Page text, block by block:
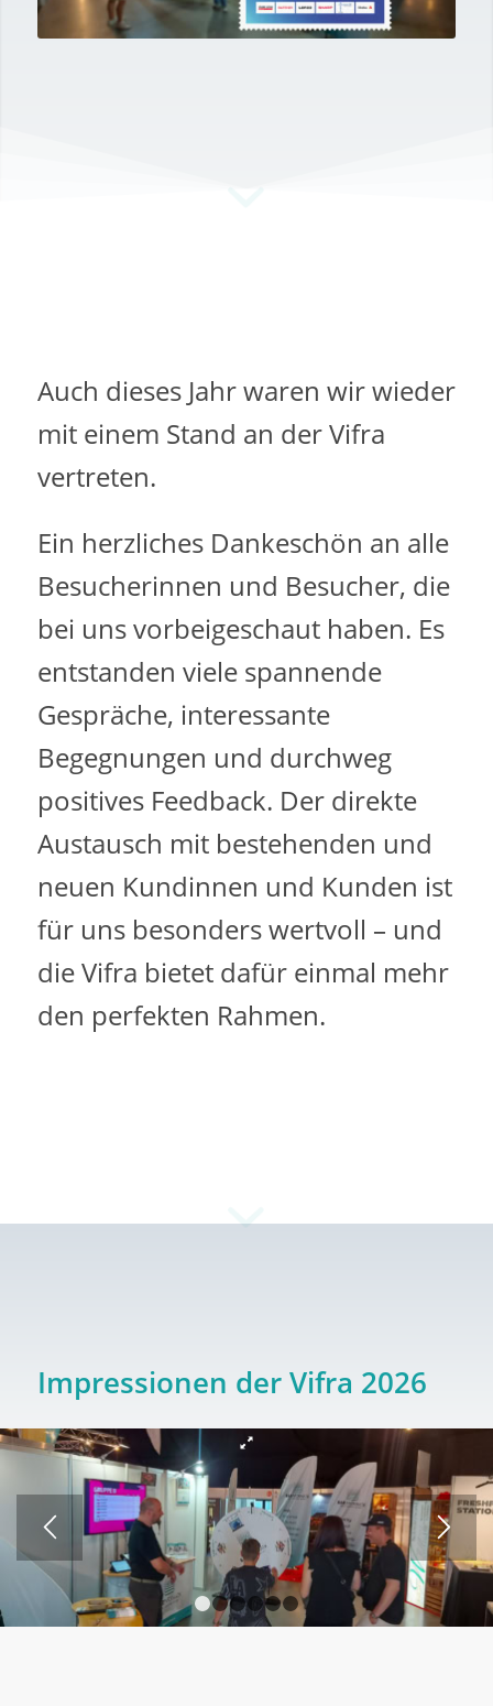
Auch dieses Jahr waren wir wieder
mit einem Stand an der Vifra
vertreten.
Ein herzliches Dankeschön an alle
Besucherinnen und Besucher, die
bei uns vorbeigeschaut haben. Es
entstanden viele spannende
Gespräche, interessante
Begegnungen und durchweg
positives Feedback. Der direkte
Austausch mit bestehenden und
neuen Kundinnen und Kunden ist
für uns besonders wertvoll – und
die Vifra bietet dafür einmal mehr
den perfekten Rahmen.
Impressionen der Vifra 2026
3 4 5 6